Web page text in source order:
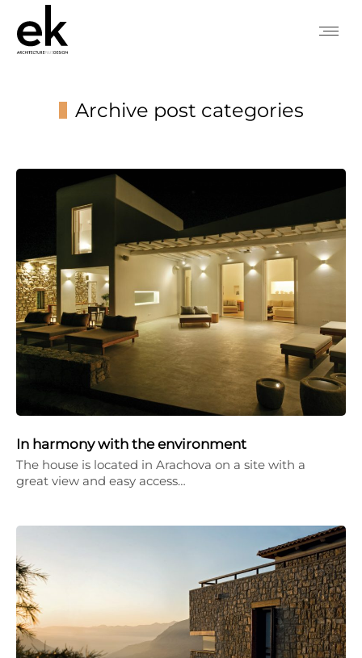
Archive post categories
In harmony with the environment
The house is located in Arachova on a site with a
great view and easy access…